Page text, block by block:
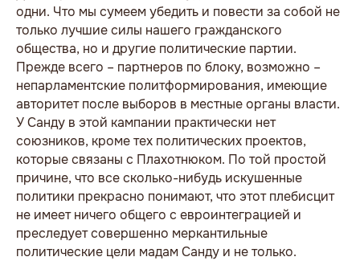
одни. Что мы сумеем убедить и повести за собой не
только лучшие силы нашего гражданского
общества, но и другие политические партии.
Прежде всего – партнеров по блоку, возможно –
непарламентские политформирования, имеющие
авторитет после выборов в местные органы власти.
У Санду в этой кампании практически нет
союзников, кроме тех политических проектов,
которые связаны с Плахотнюком. По той простой
причине, что все сколько-нибудь искушенные
политики прекрасно понимают, что этот плебисцит
не имеет ничего общего с евроинтеграцией и
преследует совершенно меркантильные
политические цели мадам Санду и не только.